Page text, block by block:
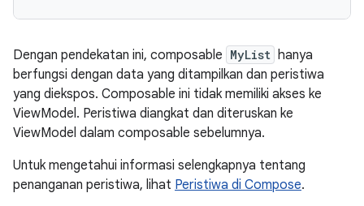
Dengan pendekatan ini, composable MyList hanya
berfungsi dengan data yang ditampilkan dan peristiwa
yang diekspos. Composable ini tidak memiliki akses ke
ViewModel. Peristiwa diangkat dan diteruskan ke
ViewModel dalam composable sebelumnya.
Untuk mengetahui informasi selengkapnya tentang
penanganan peristiwa, lihat Peristiwa di Compose.